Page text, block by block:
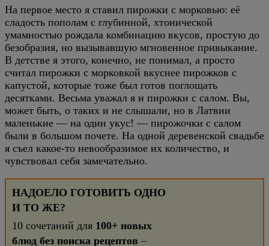
На первое место я ставил пирожки с морковью: её
сладость пополам с глубинной, хтонической
умамностью рождала комбинацию вкусов, простую до
безобразия, но вызывавшую мгновенное привыкание.
В детстве я этого, конечно, не понимал, а просто
считал пирожки с морковкой вкуснее пирожков с
капустой, которые тоже был готов поглощать
десятками. Весьма уважал я и пирожки с салом. Вы,
может быть, о таких и не слышали, но в Латвии
маленькие — на один укус! — пирожочки с салом
были в большом почете. На одной деревенской свадьбе
я съел какое-то невообразимое их количество, и
чувствовал себя замечательно.
НАДОЕЛО ГОТОВИТЬ ОДНО
И ТО ЖЕ?
10 сочетаний для 100+ новых
блюд без поиска рецептов –